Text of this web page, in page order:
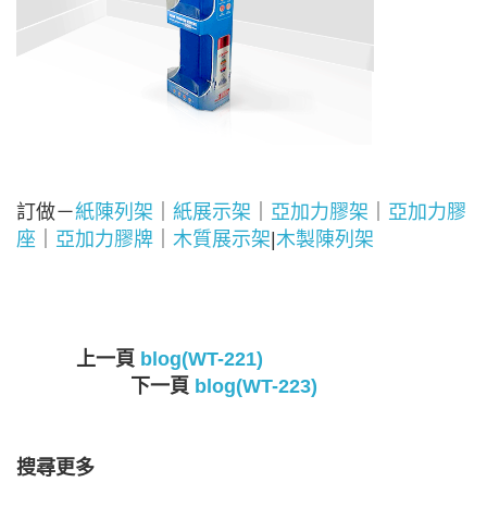
訂做－紙陳列架 紙展示架 亞加力膠架
亞加力膠
座
亞加力膠牌 木質展示架 木製陳列架
上一頁 blog(WT-221)
下一頁 blog(WT-223)
搜尋更多